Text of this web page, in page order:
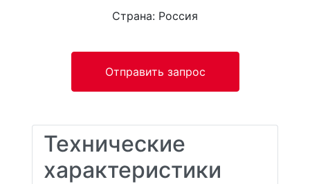
Страна: Россия
Отправить запрос
Технические
характеристики